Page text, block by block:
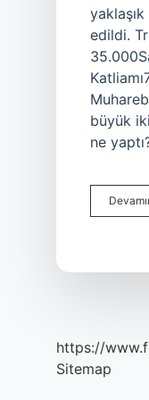
edildi.
büyük
ne
https://
Sitemap